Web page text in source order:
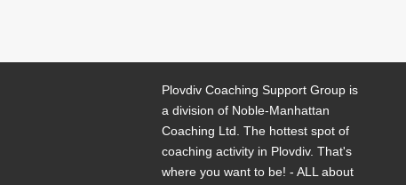
Plovdiv Coaching Support Group is
a division of Noble-Manhattan
Coaching Ltd. The hottest spot of
coaching activity in Plovdiv. That's
where you want to be! - ALL about